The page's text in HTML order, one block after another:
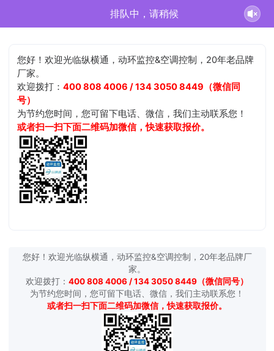
排队中，请稍候
您好！欢迎光临纵横通，动环监控&空调控制，20年老品牌
厂家。
欢迎拨打：400 808 4006 / 134 3050 8449（微信同
号）
为节约您时间，您可留下电话、微信，我们主动联系您！
或者扫一扫下面二维码加微信，快速获取报价。
您好！欢迎光临纵横通，动环监控&空调控制，20年老品牌厂
家。
欢迎拨打： 400 808 4006 / 134 3050 8449（微信同号）
为节约您时间，您可留下电话、微信，我们主动联系您！
或者扫一扫下面二维码加微信，快速获取报价。